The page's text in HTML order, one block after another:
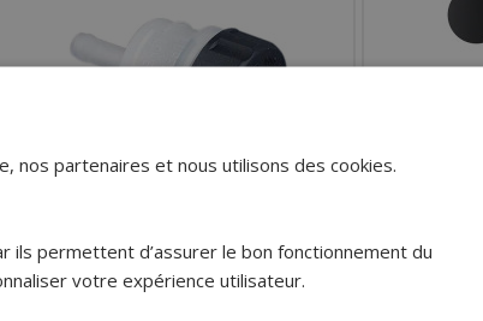
Livraison 7.95€
Offerte dès
nos partenaires et nous utilisons des cookies.
ils permettent d’assurer le bon fonctionnement du
votre expérience utilisateur.